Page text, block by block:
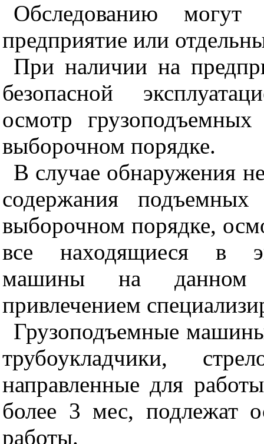
Обследованию
предприятие или
При наличии на
безопасной
осмотр
выборочном порядке.
В случае обнаружения
содержания
выборочном порядке,
все находящиеся в
машины на данном
привлечением
Грузоподъемные
трубоукладчики,
направленные для
более 3 мес, подлежат
работы.